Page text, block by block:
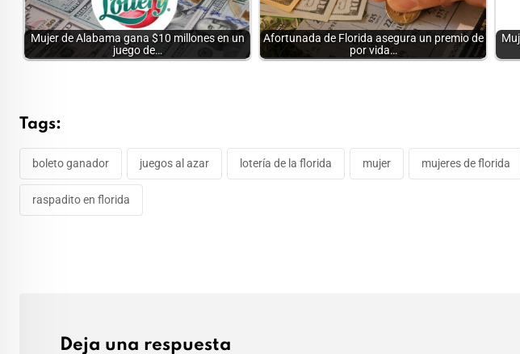
Mujer de Alabama gana $10 millones en un
juego de…
Afortunada de Florida asegura un premio de
por vida…
Tags:
boleto ganador juegos al azar lotería de la florida mujer mujeres de florida
raspadito en florida
Deja una respuesta